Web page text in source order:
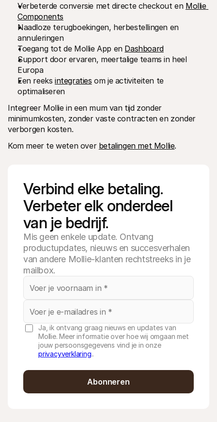
Verbeterde conversie met directe checkout en Mollie
Components
Naadloze terugboekingen, herbestellingen en
annuleringen
Toegang tot de Mollie App en Dashboard
Support door ervaren, meertalige teams in heel
Europa
Een reeks integraties om je activiteiten te
optimaliseren
Integreer Mollie in een mum van tijd zonder
minimumkosten, zonder vaste contracten en zonder
verborgen kosten.
Kom meer te weten over betalingen met Mollie.
Verbind elke betaling.
Verbeter elk onderdeel
van je bedrijf.
Mis geen enkele update. Ontvang
productupdates, nieuws en succesverhalen
van andere Mollie-klanten rechtstreeks in je
mailbox.
Ja, ik ontvang graag nieuws en updates van
Mollie. Meer informatie over hoe wij omgaan met
jouw persoonsgegevens vind je in onze
privacyverklaring..
Abonneren